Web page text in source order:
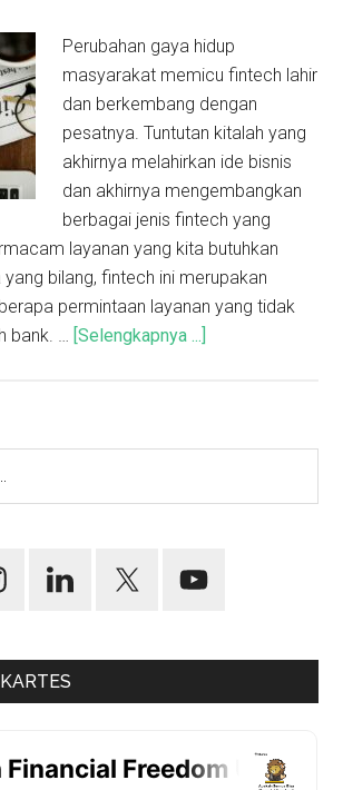
Perubahan gaya hidup
masyarakat memicu fintech lahir
dan berkembang dengan
pesatnya. Tuntutan kitalah yang
akhirnya melahirkan ide bisnis
dan akhirnya mengembangkan
berbagai jenis fintech yang
layanan yang kita butuhkan
bilang, fintech ini merupakan
permintaan layanan yang tidak
bank. … [Selengkapnya ...]